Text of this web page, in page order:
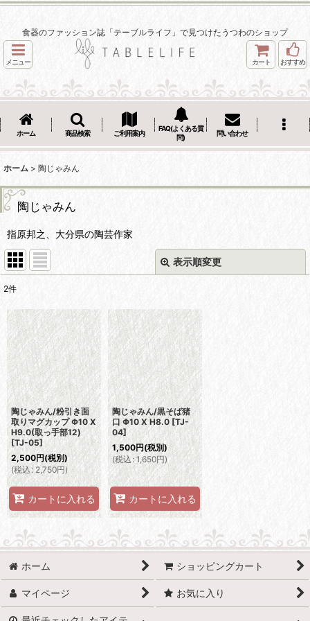
食器のファッション誌「テーブルライフ」で見つけたうつわのショップ
メニュー カート おすすめ
ホーム 商品検索 ご利用案内
FAQ(よくある質
問)
問い合わせ
ホーム > 陶じゃみん
陶じゃみん
指原邦之、大分県の陶芸作家
表示順変更
並び順 :
絞り込む
2件
陶じゃみん/粉引き面
取りマグカップ Φ10 X
H9.0(取っ手部12)
[TJ-05]
2,500円(税別)
(税込 : 2,750円)
カートに入れる
陶じゃみん/黒そば猪
口 Φ10 X H8.0 [TJ-
04]
1,500円(税別)
(税込 : 1,650円)
カートに入れる
ホーム ショッピングカート
マイページ お気に入り